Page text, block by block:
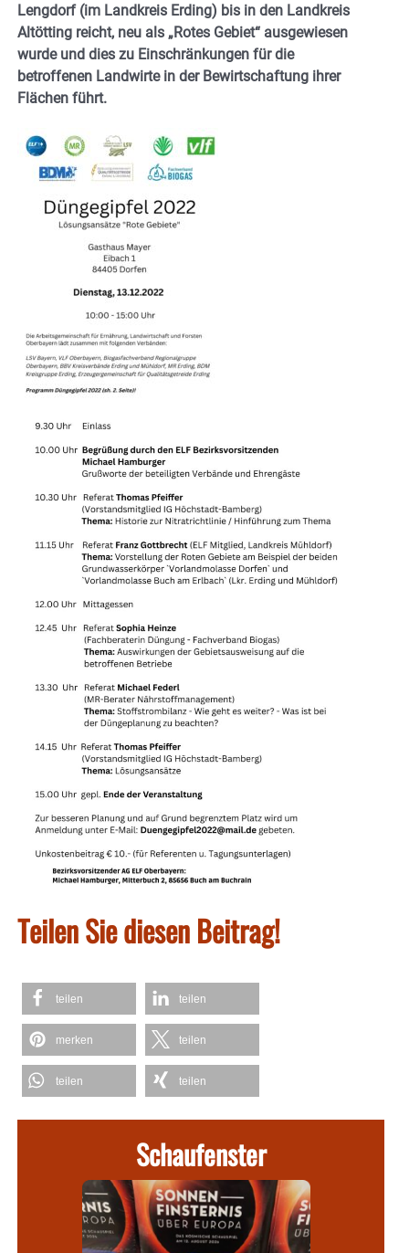
Lengdorf (im Landkreis Erding) bis in den Landkreis
Altötting reicht, neu als „Rotes Gebiet“ ausgewiesen
wurde und dies zu Einschränkungen für die
betroffenen Landwirte in der Bewirtschaftung ihrer
Flächen führt.
Teilen Sie diesen Beitrag!
teilen teilen
merken teilen
teilen teilen
Schaufenster